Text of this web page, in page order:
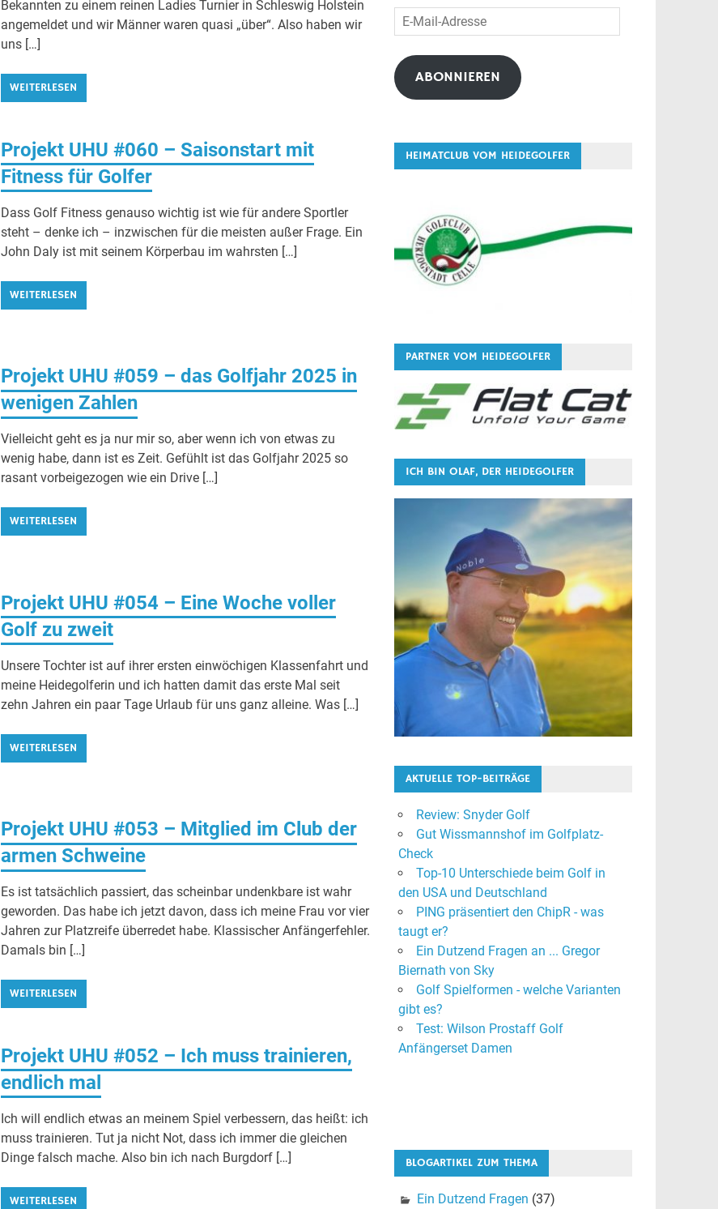
Bekannten zu einem reinen Ladies Turnier in Schleswig Holstein
angemeldet und wir Männer waren quasi „über“. Also haben wir
uns […]
WEITERLESEN
Projekt UHU #060 – Saisonstart mit
Fitness für Golfer
Dass Golf Fitness genauso wichtig ist wie für andere Sportler
steht – denke ich – inzwischen für die meisten außer Frage. Ein
John Daly ist mit seinem Körperbau im wahrsten […]
WEITERLESEN
Projekt UHU #059 – das Golfjahr 2025 in
wenigen Zahlen
Vielleicht geht es ja nur mir so, aber wenn ich von etwas zu
wenig habe, dann ist es Zeit. Gefühlt ist das Golfjahr 2025 so
rasant vorbeigezogen wie ein Drive […]
WEITERLESEN
Projekt UHU #054 – Eine Woche voller
Golf zu zweit
Unsere Tochter ist auf ihrer ersten einwöchigen Klassenfahrt und
meine Heidegolferin und ich hatten damit das erste Mal seit
zehn Jahren ein paar Tage Urlaub für uns ganz alleine. Was […]
WEITERLESEN
Projekt UHU #053 – Mitglied im Club der
armen Schweine
Es ist tatsächlich passiert, das scheinbar undenkbare ist wahr
geworden. Das habe ich jetzt davon, dass ich meine Frau vor vier
Jahren zur Platzreife überredet habe. Klassischer Anfängerfehler.
Damals bin […]
WEITERLESEN
Projekt UHU #052 – Ich muss trainieren,
endlich mal
Ich will endlich etwas an meinem Spiel verbessern, das heißt: ich
muss trainieren. Tut ja nicht Not, dass ich immer die gleichen
Dinge falsch mache. Also bin ich nach Burgdorf […]
WEITERLESEN
E-
Mail-
Adresse
ABONNIEREN
HEIMATCLUB VOM HEIDEGOLFER
PARTNER VOM HEIDEGOLFER
ICH BIN OLAF, DER HEIDEGOLFER
AKTUELLE TOP-BEITRÄGE
Review: Snyder Golf
Gut Wissmannshof im Golfplatz-
Check
Top-10 Unterschiede beim Golf in
den USA und Deutschland
PING präsentiert den ChipR - was
taugt er?
Ein Dutzend Fragen an ... Gregor
Biernath von Sky
Golf Spielformen - welche Varianten
gibt es?
Test: Wilson Prostaff Golf
Anfängerset Damen
BLOGARTIKEL ZUM THEMA
Ein Dutzend Fragen (37)